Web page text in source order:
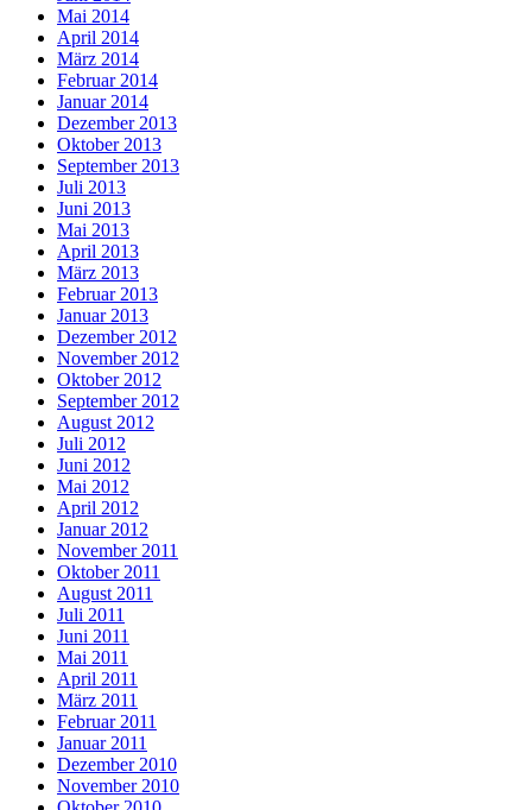
Mai 2014
April 2014
März 2014
Februar 2014
Januar 2014
Dezember 2013
Oktober 2013
September 2013
Juli 2013
Juni 2013
Mai 2013
April 2013
März 2013
Februar 2013
Januar 2013
Dezember 2012
November 2012
Oktober 2012
September 2012
August 2012
Juli 2012
Juni 2012
Mai 2012
April 2012
Januar 2012
November 2011
Oktober 2011
August 2011
Juli 2011
Juni 2011
Mai 2011
April 2011
März 2011
Februar 2011
Januar 2011
Dezember 2010
November 2010